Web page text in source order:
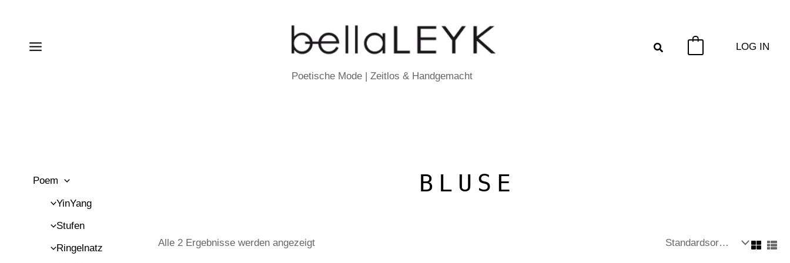
springen
Poetische Mode | Zeitlos & Handgemacht
LOG IN
Poem
YinYang
Stufen
Ringelnatz
BLUSE
Alle 2 Ergebnisse werden angezeigt